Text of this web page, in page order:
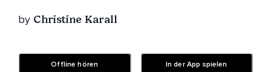
by Christine Karall
Offline hören In der App spielen